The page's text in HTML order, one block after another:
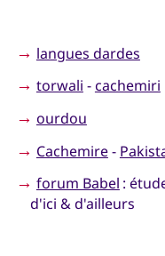
→ langues dardes
→ torwali -cachemiri
→ ourdou
→ Cachemire-
→ forum Babel :
d'ici & d'ailleurs